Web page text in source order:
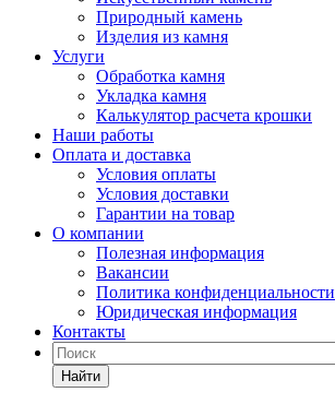
Природный камень
Изделия из камня
Услуги
Обработка камня
Укладка камня
Калькулятор расчета крошки
Наши работы
Оплата и доставка
Условия оплаты
Условия доставки
Гарантии на товар
О компании
Полезная информация
Вакансии
Политика конфиденциальности
Юридическая информация
Контакты
Найти